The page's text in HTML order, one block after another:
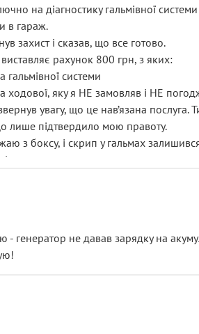
на діагностику гальмівної
в гараж.
захист і сказав, що все готово.
рахунок 800 грн, з яких:
гальмівної системи
ходової, яку я НЕ замовляв і НЕ
увагу, що це нав’язана
лише підтвердило мою правоту.
з боксу, і скрип у гальмах
не можна
дякую!
абсурдно:
рідини потрібно міняти
мій візит. Раніше міняв у вас
які відкручували”, і попросили
такі дрібниці вже не здаються
генератор не давав зарядку на